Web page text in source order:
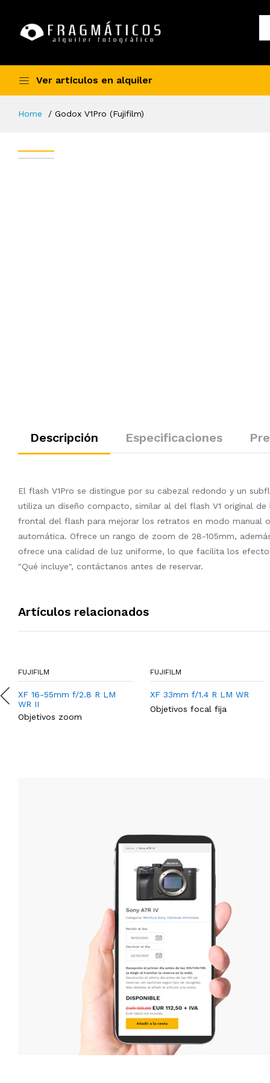
Ver artículos en alquiler
Home Godox V1Pro (Fujifilm)
Descripción Especificaciones
El flash V1Pro se distingue por su cabezal redondo y un
utiliza un diseño compacto, similar al del flash V1 original
frontal del flash para mejorar los retratos en modo manual
automática. Ofrece un rango de zoom de 28-105mm,
ofrece una calidad de luz uniforme, lo que facilita los
"Qué incluye", contáctanos antes de reservar.
Artículos relacionados
FUJIFILM
XF 16-55mm f/2.8 R LM
WR II
Objetivos zoom
FUJIFILM
XF 33mm f/1.4 R LM WR
Objetivos focal fija